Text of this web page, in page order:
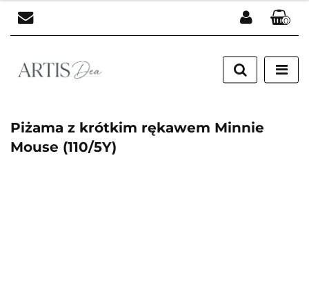
Zaloguj się
Zarejestruj się
0
Piżama z krótkim rękawem Minnie
Mouse (110/5Y)